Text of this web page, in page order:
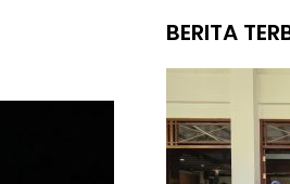
BERITA